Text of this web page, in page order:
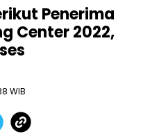
Penerima
Center 2022,
WIB